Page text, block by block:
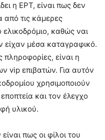
η ΕΡΤ, είναι πως δεν
από τις κάμερες
καθώς ναι
είχαν μέσα καταγραφικό.
είναι η
vip επιβατών. Για αυτόν
χρησιμοποιούν
και τον έλεγχο
υλικού.
πως οι φίλοι του